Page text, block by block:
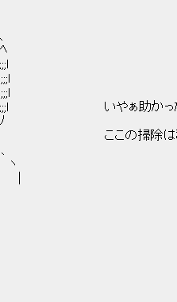
いやぁ助かった
の掃除は私ひとりじ
|